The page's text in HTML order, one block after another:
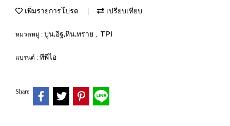
เพิ่มรายการโปรด เปรียบเทียบ
หมวดหมู่ : ปูน,อิฐ,หิน,ทราย , TPI
แบรนด์ : ทีพีไอ
Share